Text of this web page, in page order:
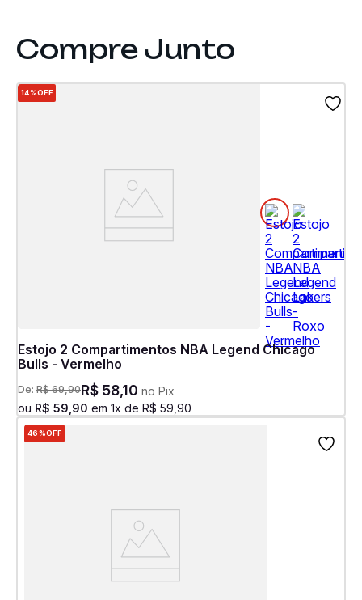
14%OFF
Estojo 2 Compartimentos NBA Legend Chicago
Bulls - Vermelho
De: R$ 69,90R$ 58,10 no Pix
ou R$ 59 90 em 1x de R$ 59 90
46%OFF